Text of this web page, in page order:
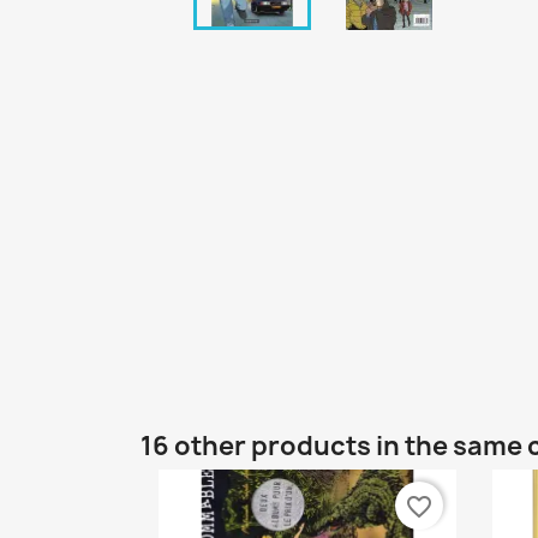
16 other products in the same
favorite_border